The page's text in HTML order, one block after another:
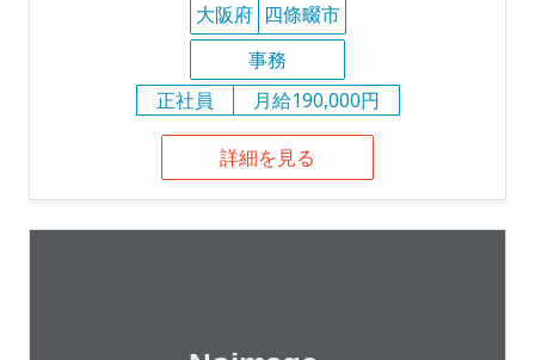
大阪府 四條畷市
事務
正社員
月給190,000円
詳細を見る